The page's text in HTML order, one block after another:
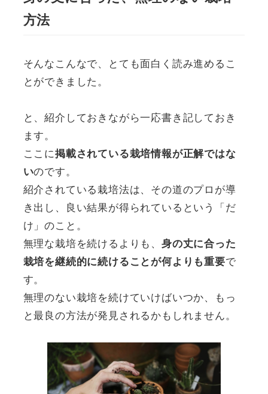
方法
そんなこんなで、とても面白く読み進めるこ
とができました。
と、紹介しておきながら一応書き記しておき
ます。
ここに掲載されている栽培情報が正解ではな
いのです。
紹介されている栽培法は、その道のプロが導
き出し、良い結果が得られているという「だ
け」のこと。
無理な栽培を続けるよりも、 身の丈に合った
栽培を継続的に続けることが何よりも重要で
す。
無理のない栽培を続けていけばいつか、もっ
と最良の方法が発見されるかもしれません。